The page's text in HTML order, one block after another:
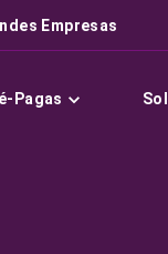
Empresas
Pagas